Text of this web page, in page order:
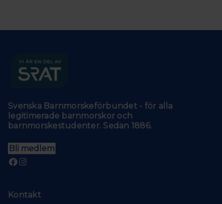
Svenska Barnmorskeförbundet - för alla
legitimerade barnmorskor och
barnmorskestudenter. Sedan 1886.
Bli medlem
Kontakt